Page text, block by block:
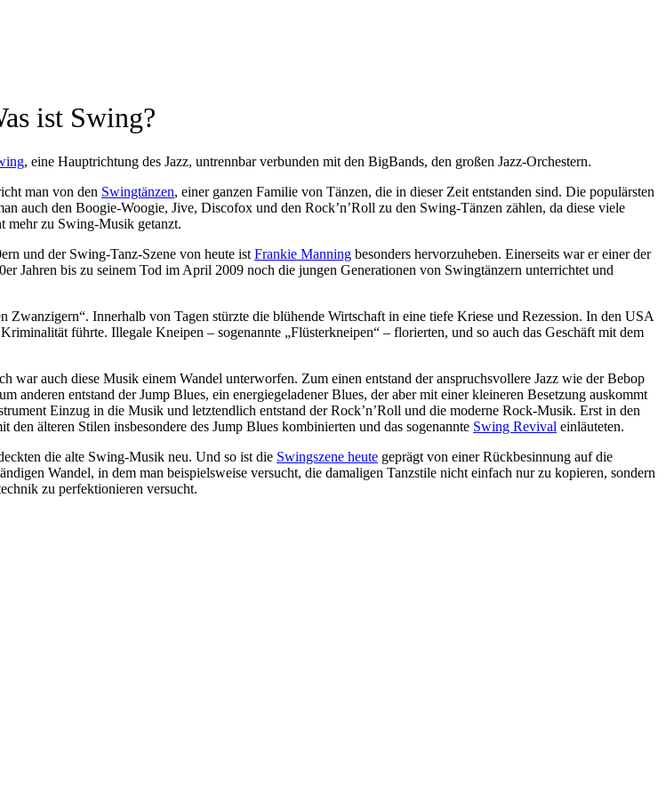
ist Swing?
, eine Hauptrichtung des Jazz, untrennbar verbunden mit den BigBands, den großen Jazz-Orchestern.
man von den Swingtänzen, einer ganzen Familie von Tänzen, die in dieser Zeit entstanden sind. Die populärsten
auch den Boogie-Woogie, Jive, Discofox und den Rock’n’Roll zu den Swing-Tänzen zählen, da diese viele
mehr zu Swing-Musik getanzt.
und der Swing-Tanz-Szene von heute ist Frankie Manning besonders hervorzuheben. Einerseits war er einer der
Jahren bis zu seinem Tod im April 2009 noch die jungen Generationen von Swingtänzern unterrichtet und
Zwanzigern“. Innerhalb von Tagen stürzte die blühende Wirtschaft in eine tiefe Kriese und Rezession. In den USA
führte. Illegale Kneipen – sogenannte „Flüsterkneipen“ – florierten, und so auch das Geschäft mit dem
auch diese Musik einem Wandel unterworfen. Zum einen entstand der anspruchsvollere Jazz wie der Bebop
anderen entstand der Jump Blues, ein energiegeladener Blues, der aber mit einer kleineren Besetzung auskommt
Einzug in die Musik und letztendlich entstand der Rock’n’Roll und die moderne Rock-Musik. Erst in den
älteren Stilen insbesondere des Jump Blues kombinierten und das sogenannte Swing Revival einläuteten.
die alte Swing-Musik neu. Und so ist die Swingszene heute geprägt von einer Rückbesinnung auf die
Wandel, in dem man beispielsweise versucht, die damaligen Tanzstile nicht einfach nur zu kopieren, sondern
zu perfektionieren versucht.